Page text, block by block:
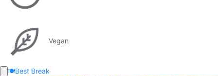
Vegan
🍽️Best Break